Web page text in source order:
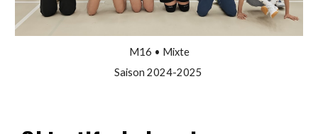
M16 • Mixte
Saison 2024-2025